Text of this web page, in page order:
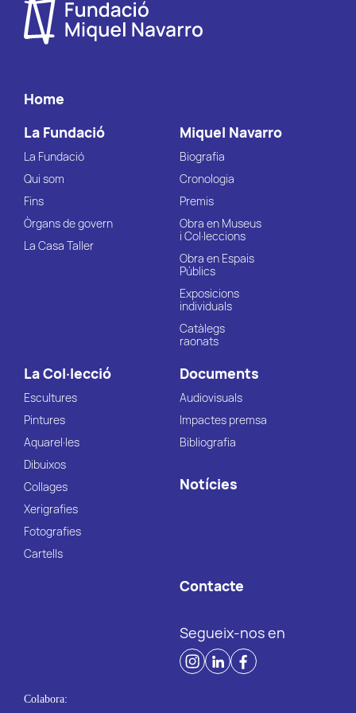
Home
La Fundació
La Fundació
Qui som
Fins
Òrgans de govern
La Casa Taller
Miquel Navarro
Biografia
Cronologia
Premis
Obra en Museus
i Col·leccions
Obra en Espais
Públics
Exposicions
individuals
Catàlegs
raonats
La Col·lecció
Escultures
Pintures
Aquarel·les
Dibuixos
Collages
Xerigrafies
Fotografies
Cartells
Documents
Audiovisuals
Impactes premsa
Bibliografia
Notícies
Contacte
Segueix-nos en